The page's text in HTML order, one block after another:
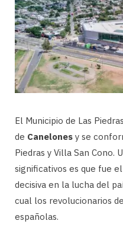
El Municipio de Las
de Canelones y se
Piedras y Villa San Cono.
significativos es que fue
decisiva en la lucha del
cual los revolucionarios
españolas.